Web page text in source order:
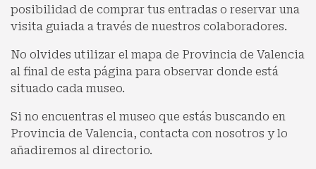
posibilidad de comprar tus entradas o reservar una
visita guiada a través de nuestros colaboradores.
No olvides utilizar el mapa de Provincia de Valencia
al final de esta página para observar donde está
situado cada museo.
Si no encuentras el museo que estás buscando en
Provincia de Valencia, contacta con nosotros y lo
añadiremos al directorio.